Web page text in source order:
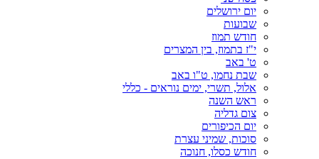
יום ירושלים
שבועות
חודש תמוז
י"ז בתמוז, בין המצרים
ט' באב
שבת נחמו, ט"ו באב
אלול, תשרי, ימים נוראים - כללי
ראש השנה
צום גדליה
יום הכיפורים
סוכות, שמיני עצרת
חודש כסלו, חנוכה